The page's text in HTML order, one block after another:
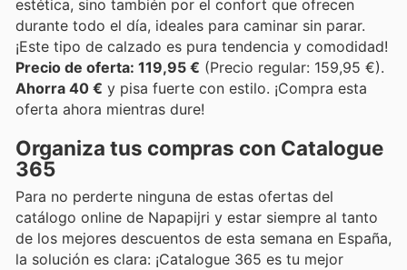
estética, sino también por el confort que ofrecen
durante todo el día, ideales para caminar sin parar.
¡Este tipo de calzado es pura tendencia y comodidad!
Precio de oferta: 119,95 € (Precio regular: 159,95 €).
Ahorra 40 € y pisa fuerte con estilo. ¡Compra esta
oferta ahora mientras dure!
Organiza tus compras con Catalogue
365
Para no perderte ninguna de estas ofertas del
catálogo online de Napapijri y estar siempre al tanto
de los mejores descuentos de esta semana en España,
la solución es clara: ¡Catalogue 365 es tu mejor